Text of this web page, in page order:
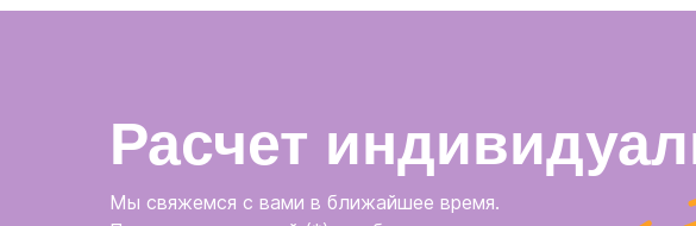
Мы свяжемся с вами в ближайшее время.
Расчет